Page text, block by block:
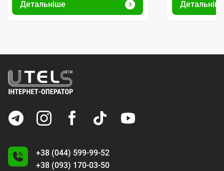
Детальніше
+38 (044) 599-99-52
+38 (093) 170-03-50